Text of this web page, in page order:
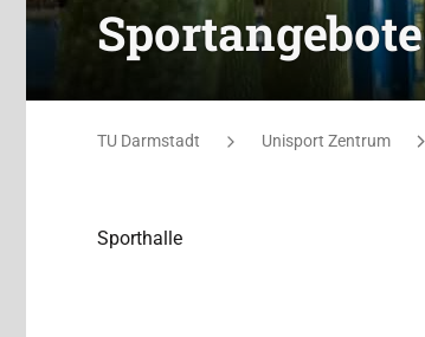
Sportangebote
Sie befinden sich hier:
TU Darmstadt Unisport Zentrum
Sporthalle